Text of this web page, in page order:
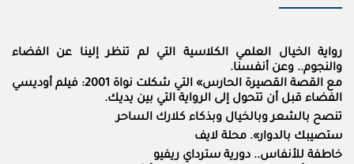
رواية الخيال العلمي الكلاسية التي لم تنظر إلينا عن الفضاء
والنجوم.. وعن أنفسنا.
مع القصة القصيرة الحارس» التي شكلت نواة 2001: فيلم أوديسي
الفضاء قبل أن تتحول إلى الرواية التي بين يديك.
تنصح بالشعر وبالخيال وبذكاء كلارك الساحر
ستصيبك بالدوار». محلة لايف
خاطفة للأنفاس.. دورية سترداي ريفيو